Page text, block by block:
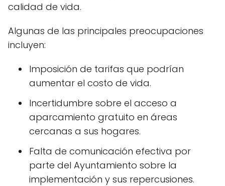
calidad de vida.
Algunas de las principales preocupaciones
incluyen:
Imposición de tarifas que podrían
aumentar el costo de vida.
Incertidumbre sobre el acceso a
aparcamiento gratuito en áreas
cercanas a sus hogares.
Falta de comunicación efectiva por
parte del Ayuntamiento sobre la
implementación y sus repercusiones.